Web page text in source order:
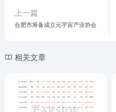
上一篇
合肥市筹备成立元宇宙产业协会
相关文章